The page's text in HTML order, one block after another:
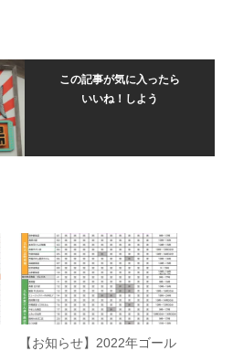
この記事が気に入ったら
いいね！しよう
【お知らせ】2022年ゴール